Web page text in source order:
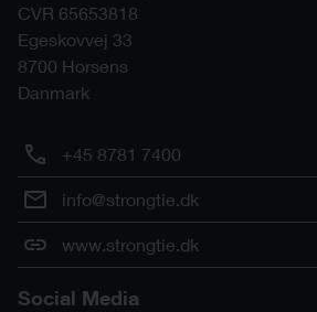
CVR 65653818
Egeskovvej 33
8700 Horsens
Danmark
+45 8781 7400
info@strongtie.dk
www.strongtie.dk
Social Media